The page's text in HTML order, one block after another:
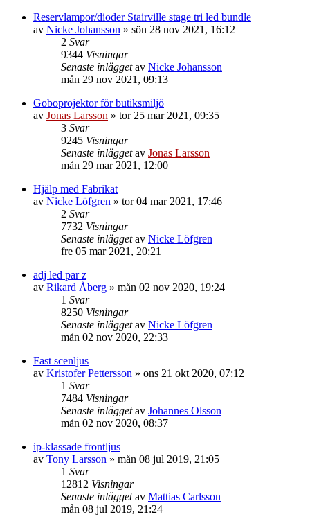
Reservlampor/dioder Stairville stage tri led bundle
av Nicke Johansson » sön 28 nov 2021, 16:12
2 Svar
9344 Visningar
Senaste inläggetav Nicke Johansson
mån 29 nov 2021, 09:13
Goboprojektor för butiksmiljö
av Jonas Larsson » tor 25 mar 2021, 09:35
3 Svar
9245 Visningar
Senaste inläggetav Jonas Larsson
mån 29 mar 2021, 12:00
Hjälp med Fabrikat
av Nicke Löfgren » tor 04 mar 2021, 17:46
2 Svar
7732 Visningar
Senaste inläggetav Nicke Löfgren
fre 05 mar 2021, 20:21
adj led par z
av Rikard Åberg » mån 02 nov 2020, 19:24
1 Svar
8250 Visningar
Senaste inläggetav Nicke Löfgren
mån 02 nov 2020, 22:33
Fast scenljus
av Kristofer Pettersson » ons 21 okt 2020, 07:12
1 Svar
7484 Visningar
Senaste inläggetav Johannes Olsson
mån 02 nov 2020, 08:37
ip-klassade frontljus
av Tony Larsson » mån 08 jul 2019, 21:05
1 Svar
12812 Visningar
Senaste inläggetav Mattias Carlsson
mån 08 jul 2019, 21:24